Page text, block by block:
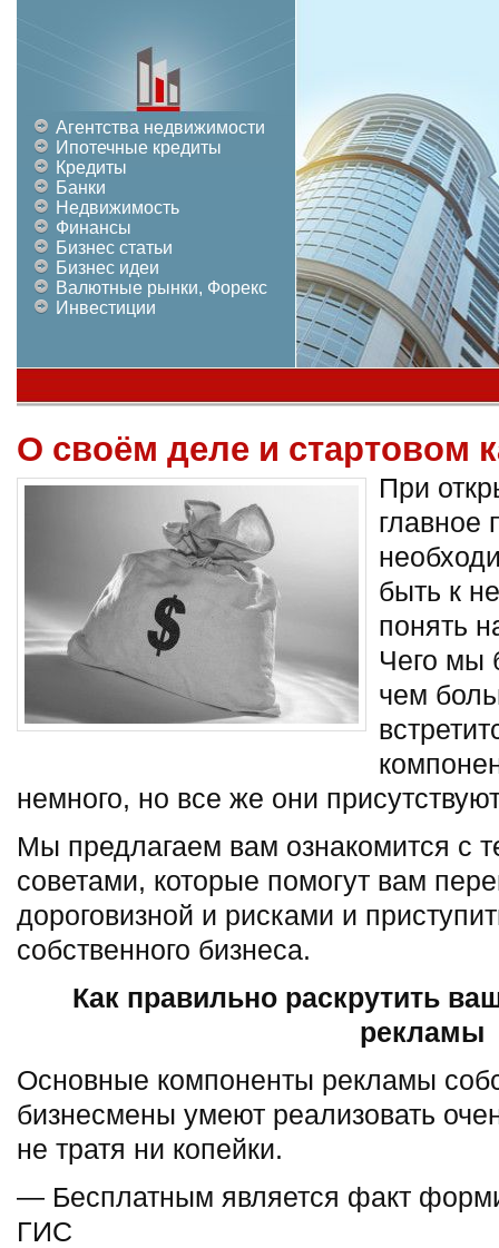
Агентства недвижимости
Ипотечные кредиты
Кредиты
Банки
Недвижимость
Финансы
Бизнес статьи
Бизнес идеи
Валютные рынки, Форекс
Инвестиции
О своём деле и стартовом
При
главное
быть к
понять
Чего мы
чем
немного, но все же они
Мы предлагаем вам ознакомится с
советами, которые помогут вам
дороговизной и рисками и
собственного бизнеса.
Как правильно раскрутить
рекламы
Основные компоненты рекламы
бизнесмены умеют реализовать
не тратя ни копейки.
— Бесплатным является факт
ГИС